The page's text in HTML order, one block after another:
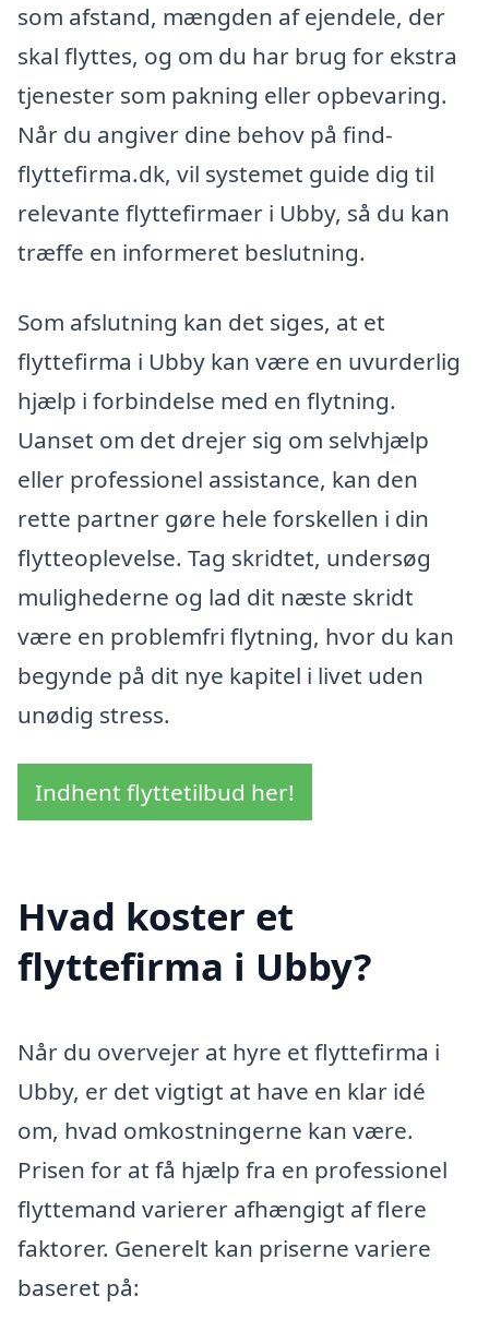
som afstand, mængden af ejendele, der
skal flyttes, og om du har brug for ekstra
tjenester som pakning eller opbevaring.
Når du angiver dine behov på find-
flyttefirma.dk, vil systemet guide dig til
relevante flyttefirmaer i Ubby, så du kan
træffe en informeret beslutning.
Som afslutning kan det siges, at et
flyttefirma i Ubby kan være en uvurderlig
hjælp i forbindelse med en flytning.
Uanset om det drejer sig om selvhjælp
eller professionel assistance, kan den
rette partner gøre hele forskellen i din
flytteoplevelse. Tag skridtet, undersøg
mulighederne og lad dit næste skridt
være en problemfri flytning, hvor du kan
begynde på dit nye kapitel i livet uden
unødig stress.
Indhent flyttetilbud her!
Hvad koster et
flyttefirma i Ubby?
Når du overvejer at hyre et flyttefirma i
Ubby, er det vigtigt at have en klar idé
om, hvad omkostningerne kan være.
Prisen for at få hjælp fra en professionel
flyttemand varierer afhængigt af flere
faktorer. Generelt kan priserne variere
baseret på: